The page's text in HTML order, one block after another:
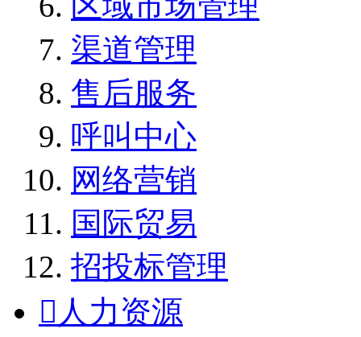
渠道管理
售后服务
呼叫中心
网络营销
国际贸易
招投标管理
 人力资源